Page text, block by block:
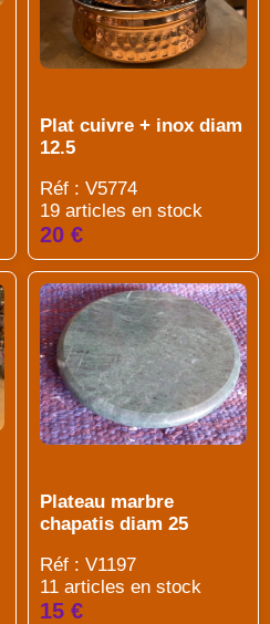
Plat cuivre + inox diam
12.5
Réf : V5774
19 articles en stock
20 €
Plateau marbre
chapatis diam 25
Réf : V1197
11 articles en stock
15 €